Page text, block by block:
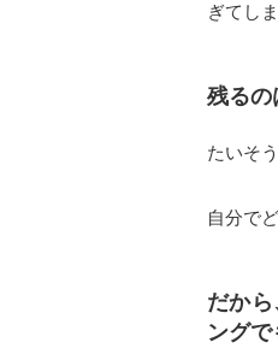
ぎてし
残るの
たいそ
自分で
だか
ング